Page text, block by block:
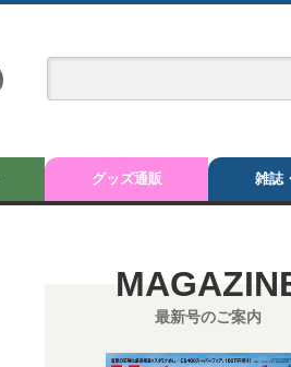
グッズ通販 雑誌
最新号のご案内